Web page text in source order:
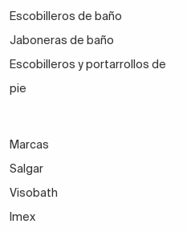
Escobilleros de baño
Jaboneras de baño
Escobilleros y portarrollos de
pie
Marcas
Salgar
Visobath
Imex